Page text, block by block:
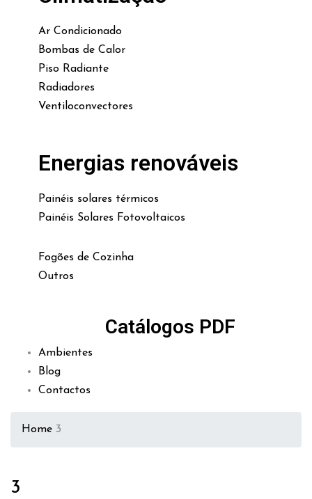
Ar Condicionado
Bombas de Calor
Piso Radiante
Radiadores
Ventiloconvectores
Energias renováveis
Painéis solares térmicos
Painéis Solares Fotovoltaicos
Fogões de Cozinha
Outros
Catálogos PDF
Ambientes
Blog
Contactos
Home 3
3